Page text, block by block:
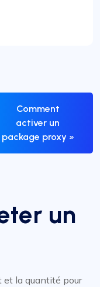
Comment
activer un
package proxy »
un
la quantité pour